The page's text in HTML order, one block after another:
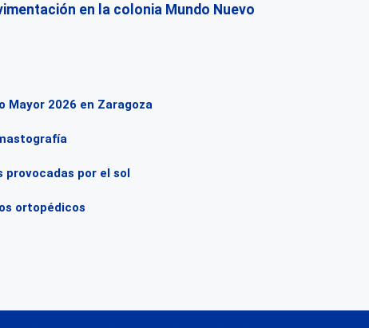
en la colonia Mundo Nuevo
Mayor 2026 en Zaragoza
por el sol
ortopédicos